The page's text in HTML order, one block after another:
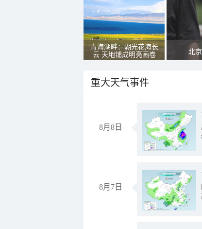
青海湖畔：湖光花海长
云 天地铺成明亮画卷
北
重大天气事件
8月8日
8月7日